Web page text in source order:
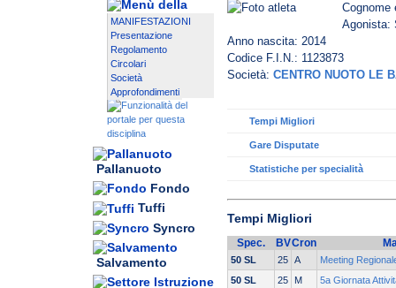
MANIFESTAZIONI
Presentazione
Regolamento
Circolari
Società
Approfondimenti
Pallanuoto
Fondo
Tuffi
Syncro
Salvamento
Agonista:
Anno nascita: 2014
Codice F.I.N.: 1123873
Società: CENTRO NUOTO LE
Tempi Migliori
Gare Disputate
Statistiche per specialità
Tempi Migliori
Spec. BVCron
50 SL 25 A
Meeting
50 SL
25 M 5a Giornata